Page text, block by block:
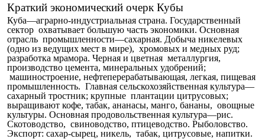
Краткий экономический очерк Кубы
Куба—аграрно-индустриальная страна. Государственный
сектор охватывает большую часть экономики. Основная
отрасль промышленности—сахарная. Добыча никелевых
(одно из ведущих мест в мире), хромовых и медных руд;
разработка мрамора. Черная и цветная металлургия,
производство цемента, минеральных удобрений;
машиностроение, нефтеперерабатывающая, легкая, пищевая
промышленность. Главная сельскохозяйственная культура—
сахарный тростник; крупные плантации цитрусовых;
выращивают кофе, табак, ананасы, манго, бананы, овощные
культуры. Основная продовольственная культура—рис.
Скотоводство, свиноводство, птицеводство. Рыболовство.
Экспорт: сахар-сырец, никель, табак, цитрусовые, напитки.